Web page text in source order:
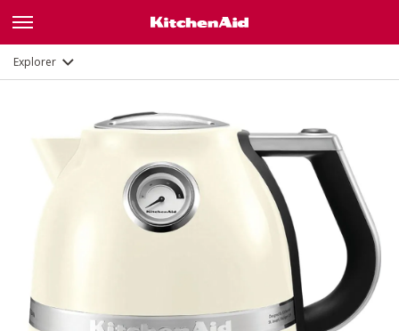
ExplorerGalerie